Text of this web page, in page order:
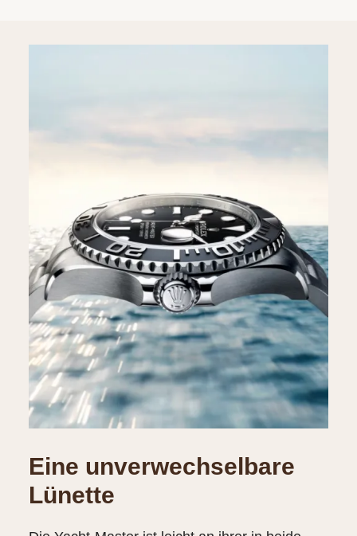
Eine unverwechselbare
Lünette